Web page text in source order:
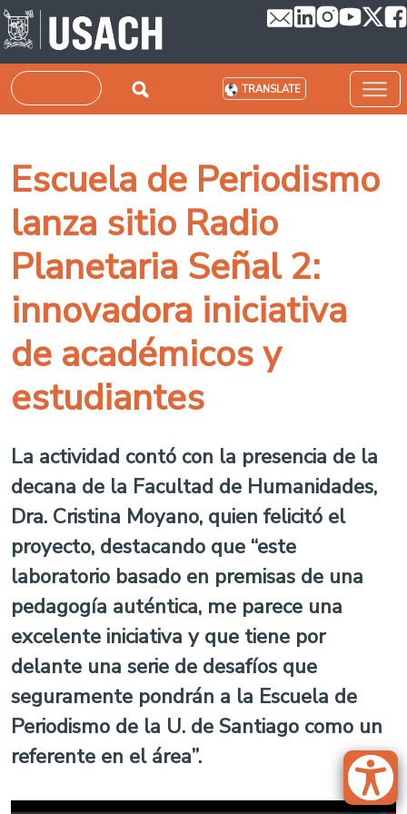
Skip to main content
Search TRANSLATE
Escuela de Periodismo
lanza sitio Radio
Planetaria Señal 2:
innovadora iniciativa
de académicos y
estudiantes
La actividad contó con la presencia de la
decana de la Facultad de Humanidades,
Dra. Cristina Moyano, quien felicitó el
proyecto, destacando que “este
laboratorio basado en premisas de una
pedagogía auténtica, me parece una
excelente iniciativa y que tiene por
delante una serie de desafíos que
seguramente pondrán a la Escuela de
Periodismo de la U. de Santiago como un
referente en el área”.